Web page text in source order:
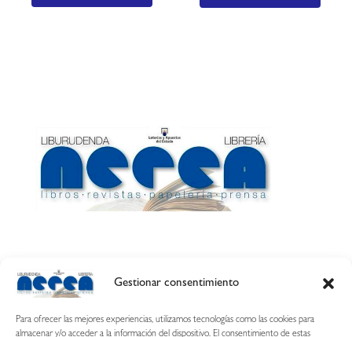
Gestionar consentimiento
Para ofrecer las mejores experiencias, utilizamos tecnologías como las cookies para
almacenar y/o acceder a la información del dispositivo. El consentimiento de estas
Calle Esquíroz, 27
687 54 31 70